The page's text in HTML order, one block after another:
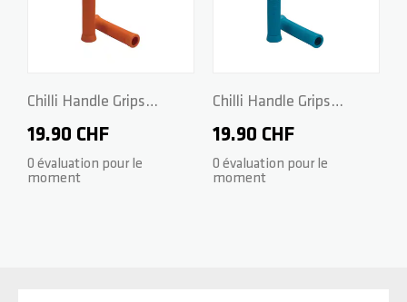
Chilli Handle Grips
Standard 2.0 - 140mm -
Sun Orange
19.90 CHF
0 évaluation pour le
moment
Chilli Handle Grips
Standard 2.0 - 140mm -
Ice Blue
19.90 CHF
0 évaluation pour le
moment